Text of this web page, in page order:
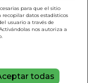
para que el sitio
datos estadísticos
usuario a través de
nos autoriza a
todas
COMIENZA
25,00€